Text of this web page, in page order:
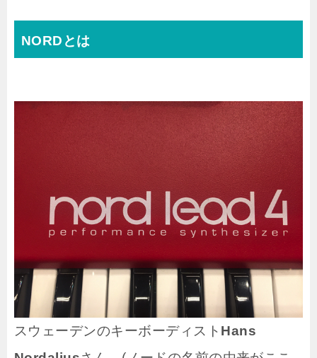
NORDとは
スウェーデンのキーボーディスト Hans